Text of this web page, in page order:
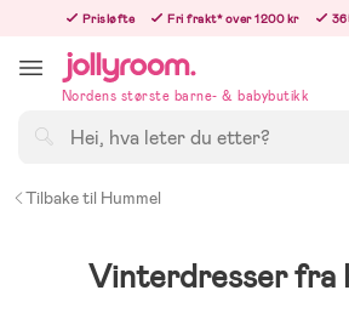
innehållet
Prisløfte Fri frakt* over 1200 kr
Nordens største barne- & babybutikk
Tilbake til Hummel
Vinterdresser fra